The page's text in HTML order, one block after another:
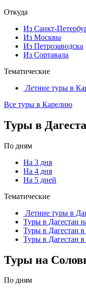
Откуда
Из Санкт-
Из Москвы
Из Петрозаводска
Из Сортавала
Тематические
Летние туры в
Все туры в Карелию
Туры в
По дням
На 3 дня
На 4 дня
На 5 дней
Тематические
Летние туры в
Туры в Дагестан
Туры в Дагестан в
Туры в Дагестан в
Туры на
По дням